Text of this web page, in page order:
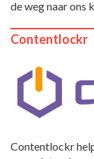
de weg naar ons
Contentlockr
Contentlockr